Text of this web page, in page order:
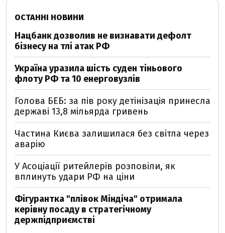
ОСТАННІ НОВИНИ
Нацбанк дозволив не визнавати дефолт
бізнесу на тлі атак РФ
Україна уразила шість суден тіньового
флоту РФ та 10 енерговузлів
Голова БЕБ: за пів року детінізація принесла
державі 13,8 мільярда гривень
Частина Києва залишилася без світла через
аварію
У Асоціації ритейлерів розповіли, як
вплинуть удари РФ на ціни
Фігурантка "плівок Міндіча" отримала
керівну посаду в стратегічному
держпідприємстві